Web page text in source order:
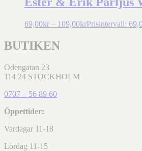
69,00kr – 109,00krPrisintervall:
BUTIKEN
Odengatan 23
114 24 STOCKHOLM
0707 – 56 89 60
Öppettider:
Vardagar 11-18
Lördag 11-15